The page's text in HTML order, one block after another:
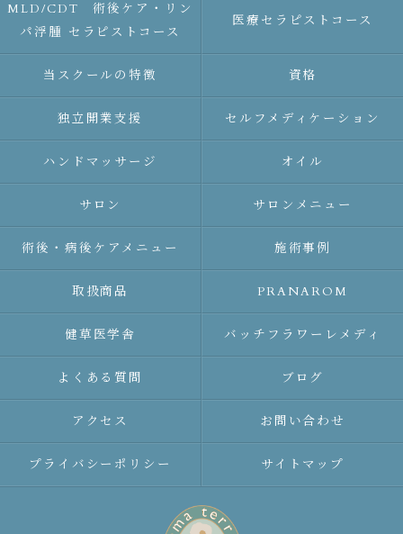
MLD/CDT 術後ケア・リン
パ浮腫 セラピストコース
医療セラピストコース
当スクールの特徴 資格
独立開業支援 セルフメディケーション
ハンドマッサージ オイル
サロン サロンメニュー
術後・病後ケアメニュー 施術事例
取扱商品 PRANAROM
健草医学舎 バッチフラワーレメディ
よくある質問 ブログ
アクセス お問い合わせ
プライバシーポリシー サイトマップ